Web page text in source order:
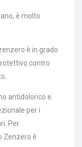
è molto
è in grado
contro
antidolorico e
per i
Per
Zenzero è